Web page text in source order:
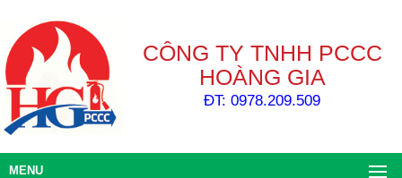
CÔNG TY TNHH PCCC
HOÀNG GIA
ĐT: 0978.209.509
MENU